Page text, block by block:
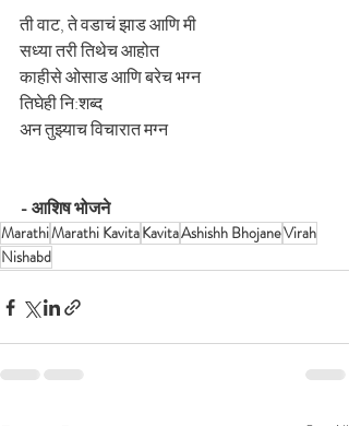
ती वाट, ते वडाचं झाड आणि मी
सध्या तरी तिथेच आहोत
काहीसे ओसाड आणि बरेच भग्न
तिघेही नि:शब्द
अन तुझ्याच विचारात मग्न
- आशिष भोजने
MarathiMarathi KavitaKavitaAshishh BhojaneVirah
Nishabd